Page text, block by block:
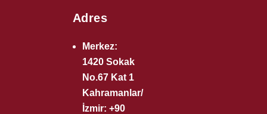
Adres
Merkez:
1420 Sokak
No.67 Kat 1
Kahramanlar/
İzmir: +90